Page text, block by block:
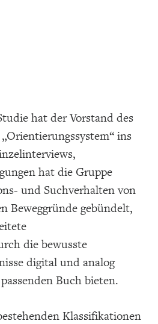
hat der Vorstand des
ins
hat die Gruppe
und Suchverhalten von
Beweggründe gebündelt,
die bewusste
digital und analog
Buch bieten.
Klassifikationen